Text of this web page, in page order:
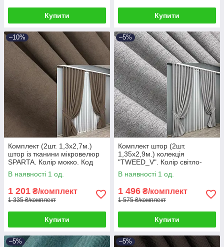
Купити Купити
–10%
Комплект (2шт. 1,3х2,7м.)
штор із тканини мікровелюр
SPARTA. Колір мокко. Код
1036ш 39-773
В наявності 1 од.
1 201 ₴/комплект
1 335 ₴/комплект
Купити
–5%
Комплект штор (2шт.
1,35х2,9м.) колекція
"TWEED_V". Колір світло-
сірий. Код 1913ш 39-0004
В наявності 1 од.
1 496 ₴/комплект
1 575 ₴/комплект
Купити
–5% –5%